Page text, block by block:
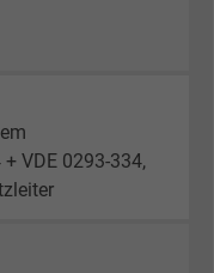
VDE 0293-334,